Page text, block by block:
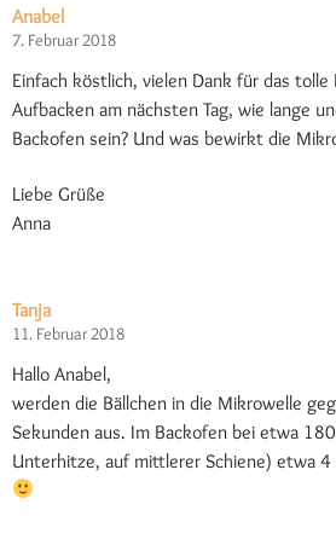
Anabel
7. Februar 2018
Einfach köstlich, vielen Dank für das tolle
Aufbacken am nächsten Tag, wie lange
Backofen sein? Und was bewirkt die
Liebe Grüße
Anna
Tanja
11. Februar 2018
Hallo Anabel,
werden die Bällchen in die Mikrowelle
Sekunden aus. Im Backofen bei etwa
Unterhitze, auf mittlerer Schiene) etwa 4